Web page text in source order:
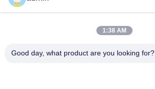
삼각형 안테나 타워
1:38 AM
Good day, what product are you looking for?